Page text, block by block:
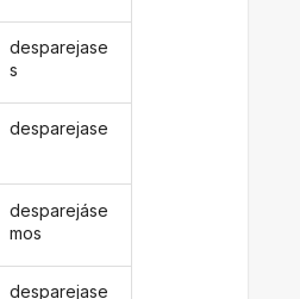
desparejase
s
desparejase
desparejáse
mos
desparejase